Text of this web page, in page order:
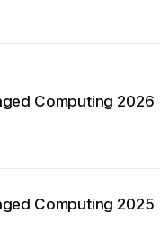
Computing 2026
Computing 2025